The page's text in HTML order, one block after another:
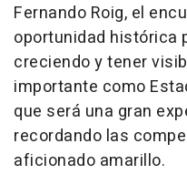
Fernando Roig, el
oportunidad histórica
creciendo y tener
importante como
que será una gran
recordando las
aficionado amarillo.